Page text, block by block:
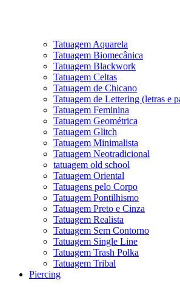
Tatuagem Aquarela
Tatuagem Biomecânica
Tatuagem Blackwork
Tatuagem Celtas
Tatuagem de Chicano
Tatuagem de Lettering (letras e
Tatuagem Feminina
Tatuagem Geométrica
Tatuagem Glitch
Tatuagem Minimalista
Tatuagem Neotradicional
tatuagem old school
Tatuagem Oriental
Tatuagens pelo Corpo
Tatuagem Pontilhismo
Tatuagem Preto e Cinza
Tatuagem Realista
Tatuagem Sem Contorno
Tatuagem Single Line
Tatuagem Trash Polka
Tatuagem Tribal
Piercing